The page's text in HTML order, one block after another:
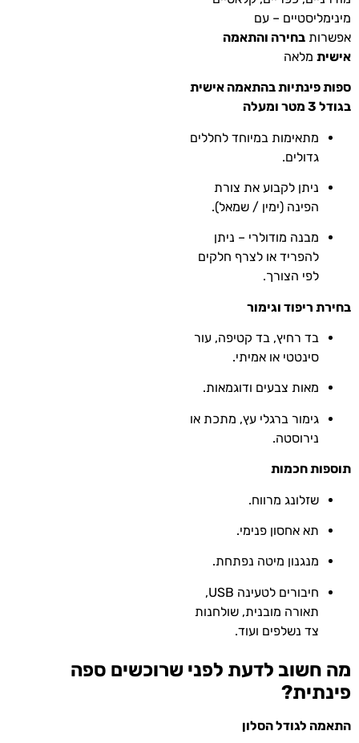
מינימליסטיים – עם
אפשרות בחירה והתאמה
אישית מלאה
ספות פינתיות בהתאמה אישית
בגודל 3 מטר ומעלה
מתאימות במיוחד לחללים
גדולים.
ניתן לקבוע את צורת
הפינה (ימין / שמאל).
מבנה מודולרי – ניתן
להפריד או לצרף חלקים
לפי הצורך.
בחירת ריפוד וגימור
בד רחיץ, בד קטיפה, עור
סינטטי או אמיתי.
מאות צבעים ודוגמאות.
גימור ברגלי עץ, מתכת או
נירוסטה.
תוספות חכמות
שזלונג מרווח.
תא אחסון פנימי.
מנגנון מיטה נפתחת.
חיבורים לטעינה USB,
תאורה מובנית, שולחנות
צד נשלפים ועוד.
מה חשוב לדעת לפני שרוכשים ספה
פינתית?
התאמה לגודל הסלון